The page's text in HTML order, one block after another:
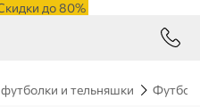
до 80%
и тельняшки